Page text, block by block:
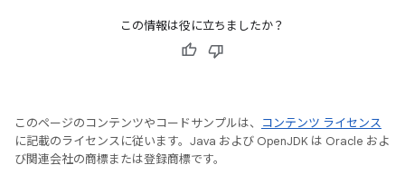
この情報は役に立ちましたか？
このページのコンテンツやコードサンプルは、
コンテンツ ライセンス
に記載のライセンスに従います。Java および OpenJDK は Oracle およ
び関連会社の商標または登録商標です。